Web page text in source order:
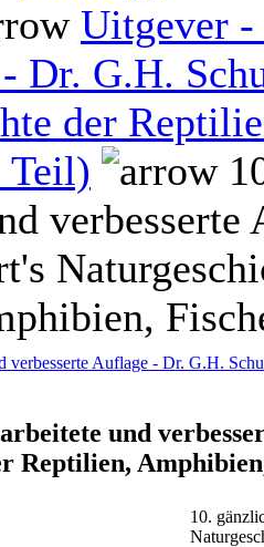
Uitgever -
Dr. G.H.
der
Teil)
verbesserte Auflage - Dr. G.H.
und
Reptilien,
10.